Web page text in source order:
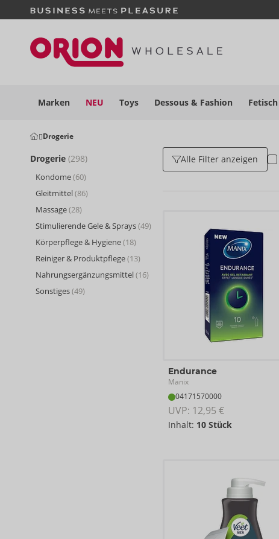
Marken NEU Toys Dessous & Fashion Fetisch
Drogerie
Drogerie (298)
Kondome(60)
Gleitmittel(86)
Massage(28)
Stimulierende Gele & Sprays(49)
Körperpflege & Hygiene(18)
Reiniger & Produktpflege(13)
Nahrungsergänzungsmittel(16)
Sonstiges(49)
Alle Filter anzeigen
Endurance
Manix
04171570000
UVP: 12,95 €
Inhalt: 10 Stück